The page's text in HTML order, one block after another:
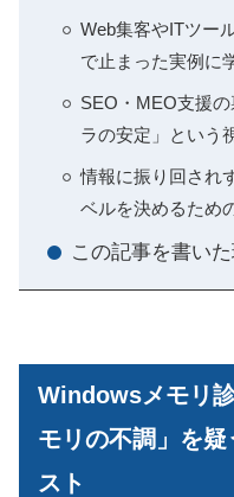
Web集客やITツー
で止まった実例に
SEO・MEO支援
ラの安定」という
情報に振り回され
ベルを決めるため
この記事を書い
Windowsメモリ
モリの不調」を
スト